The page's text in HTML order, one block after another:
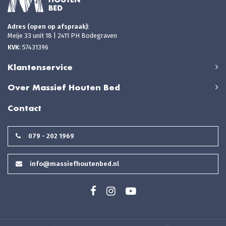
Adres (open op afspraak):
Meije 33 unit 18 | 2411 PH Bodegraven
KVK: 57431396
Klantenservice
Over Massief Houten Bed
Contact
079 - 202 1969
info@massiefhoutenbed.nl